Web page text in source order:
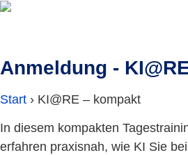
Zum
Anmeldung -
Start › KI@RE – kompakt
In diesem kompakten
erfahren praxisnah, wie KI Sie